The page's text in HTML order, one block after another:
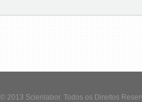
© 2013 Scienlabor. Todos os Direitos